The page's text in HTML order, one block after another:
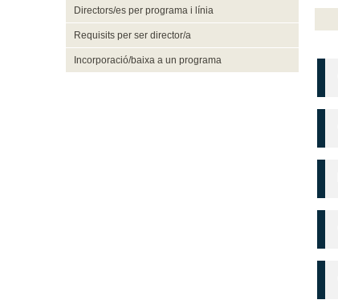
Directors/es per programa i línia
Requisits per ser director/a
Incorporació/baixa a un programa